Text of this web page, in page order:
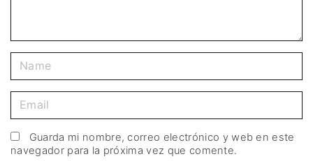
Guarda mi nombre, correo electrónico y web en este
navegador para la próxima vez que comente.